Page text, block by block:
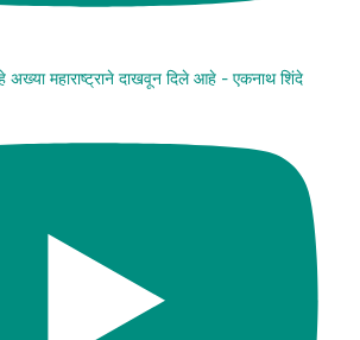
अख्या महाराष्ट्राने दाखवून दिले आहे - एकनाथ शिंदे